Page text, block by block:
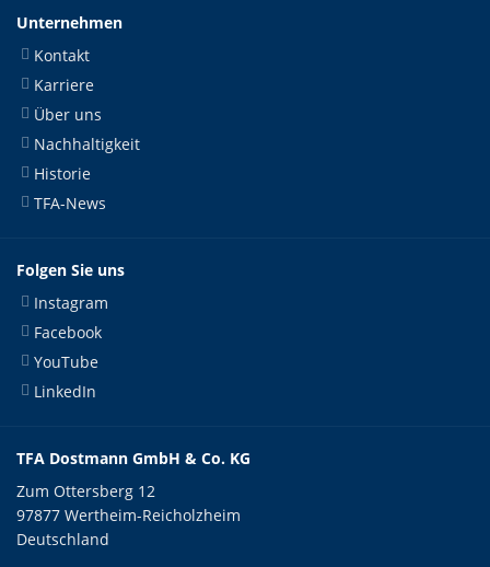
Unternehmen
Kontakt
Karriere
Über uns
Nachhaltigkeit
Historie
TFA-News
Folgen Sie uns
Instagram
Facebook
YouTube
LinkedIn
TFA Dostmann GmbH & Co. KG
Zum Ottersberg 12
97877 Wertheim-Reicholzheim
Deutschland